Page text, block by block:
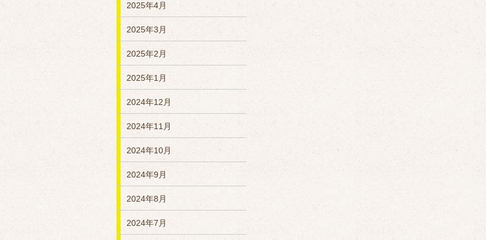
2025年4月
2025年3月
2025年2月
2025年1月
2024年12月
2024年11月
2024年10月
2024年9月
2024年8月
2024年7月